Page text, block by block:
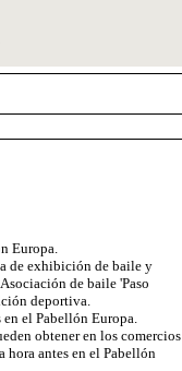
Europa.
de exhibición de baile y
de baile 'Paso
deportiva.
el Pabellón Europa.
obtener en los comercios
hora antes en el Pabellón